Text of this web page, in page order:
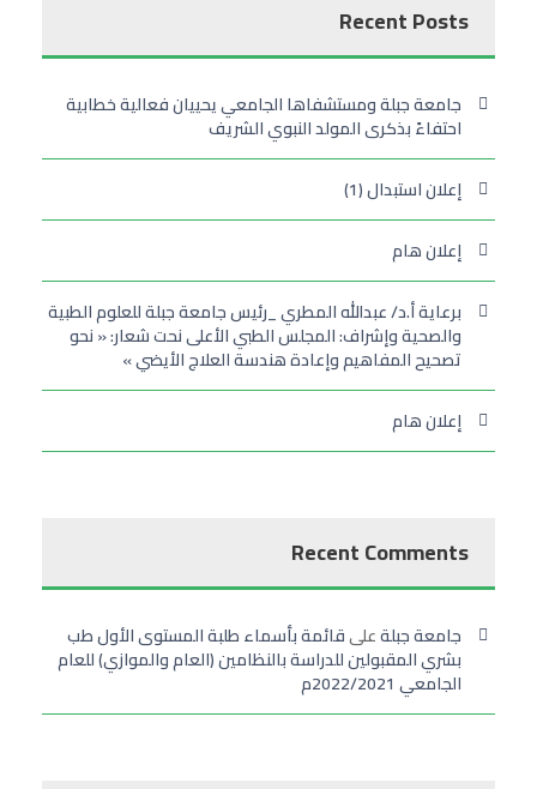
Recent Posts
جامعة جبلة ومستشفاها الجامعي يحييان فعالية خطابية
احتفاءً بذكرى المولد النبوي الشريف
إعلان استبدال (1)
إعلان هام
برعاية أ.د/ عبدالله المطري _رئيس جامعة جبلة للعلوم الطبية
والصحية وإشراف: المجلس الطبي الأعلى نحت شعار: « نحو
تصحيح المفاهيم وإعادة هندسة العلاج الأيضي »
إعلان هام
Recent Comments
جامعة جبلةعلىقائمة بأسماء طلبة المستوى الأول طب
بشري المقبولين للدراسة بالنظامين (العام والموازي) للعام
الجامعي 2022/2021م